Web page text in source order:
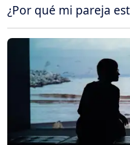
¿Por qué mi pareja